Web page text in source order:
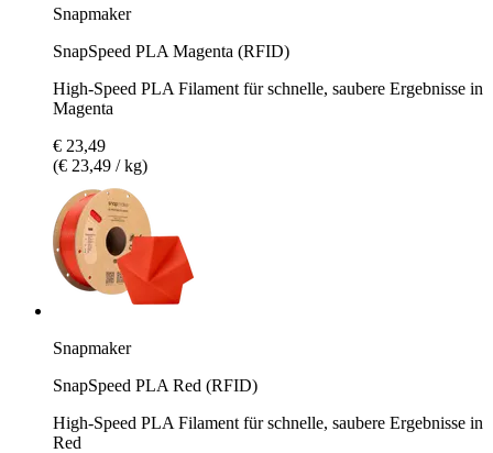
Snapmaker
SnapSpeed PLA Magenta (RFID)
High-Speed PLA Filament für schnelle, saubere Ergebnisse in
Magenta
€ 23,49
(€ 23,49 / kg)
Snapmaker
SnapSpeed PLA Red (RFID)
High-Speed PLA Filament für schnelle, saubere Ergebnisse in
Red